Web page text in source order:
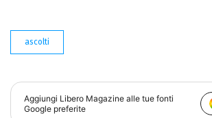
ascolti
Aggiungi Libero Magazine alle tue fonti
Google preferite